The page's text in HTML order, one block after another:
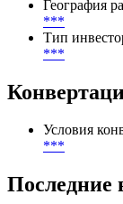
География
***
Тип
***
Условия
***
Последние